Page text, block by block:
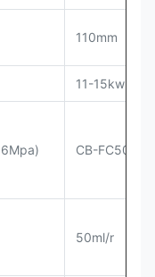
110mm
11-15kw
CB-FC50
50ml/r